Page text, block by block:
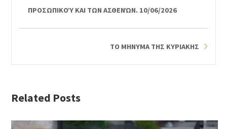
ΠΡΟΣΩΠΙΚΟΎ ΚΑΙ ΤΩΝ ΑΣΘΕΝΏΝ. 10/06/2026
ΤΟ ΜΗΝΥΜΑ ΤΗΣ ΚΥΡΙΑΚΗΣ
Related Posts